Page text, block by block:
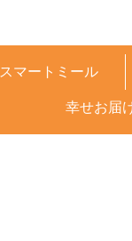
スマートミール
幸せお届